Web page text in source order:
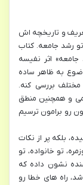
و تاریخچه اش
رشد جامعه. کتاب
اثر نفیسه
به ظاهر ساده
بررسی کنه.
و همچنین منطق
رو برامون ترسیم
بلکه پر از نکات
تو خانواده، تو
نشون داده که
راه های خطا رو